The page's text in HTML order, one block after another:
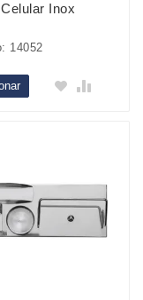
Inox
14052